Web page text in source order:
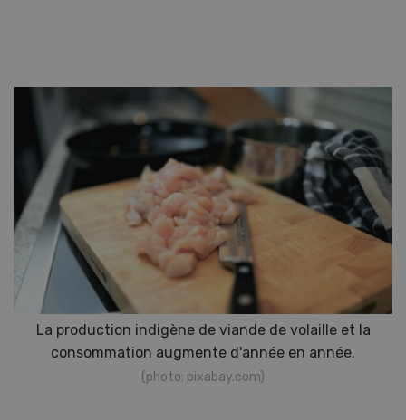
La production indigène de viande de volaille et la
consommation augmente d'année en année.
(photo: pixabay.com)